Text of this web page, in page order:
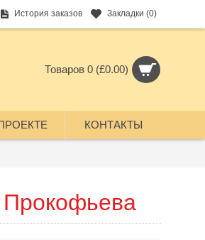
История заказов Закладки (0)
Товаров 0 (£0.00)
КОНТАКТЫ
Прокофьева